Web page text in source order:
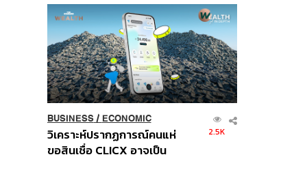
Order
BUSINESS/ ECONOMIC
วิเคราะห์ปรากฏการณ์คนแห่
ขอสินเชื่อ CLICX อาจเป็น
2.5K